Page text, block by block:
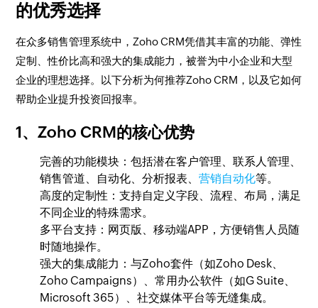
的优秀选择
在众多销售管理系统中，Zoho CRM凭借其丰富的功能、弹性
定制、性价比高和强大的集成能力，被誉为中小企业和大型
企业的理想选择。以下分析为何推荐Zoho CRM，以及它如何
帮助企业提升投资回报率。
1、Zoho CRM的核心优势
完善的功能模块：包括潜在客户管理、联系人管理、
销售管道、自动化、分析报表、营销自动化等。
高度的定制性：支持自定义字段、流程、布局，满足
不同企业的特殊需求。
多平台支持：网页版、移动端APP，方便销售人员随
时随地操作。
强大的集成能力：与Zoho套件（如Zoho Desk、
Zoho Campaigns）、常用办公软件（如G Suite、
Microsoft 365）、社交媒体平台等无缝集成。